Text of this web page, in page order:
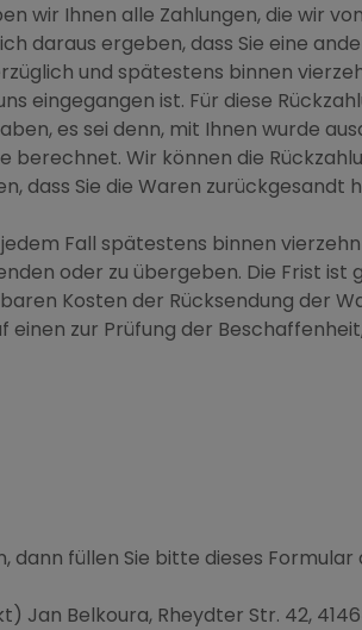
wir Ihnen alle Zahlungen, die wir
daraus ergeben, dass Sie eine
und spätestens binnen
eingegangen ist. Für diese
es sei denn, mit Ihnen wurde
berechnet. Wir können die
dass Sie die Waren
Fall spätestens binnen
oder zu übergeben. Die Frist
Kosten der Rücksendung der
zur Prüfung der
füllen Sie bitte dieses Formular
Jan Belkoura, Rheydter Str. 42,